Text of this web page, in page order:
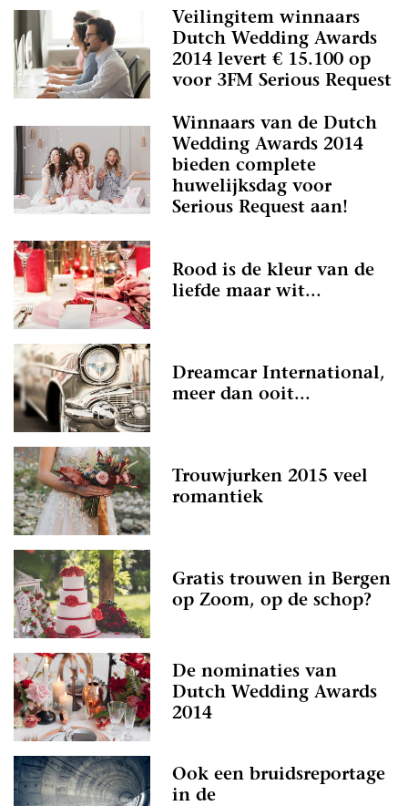
Veilingitem winnaars
Dutch Wedding Awards
2014 levert € 15.100 op
voor 3FM Serious Request
Winnaars van de Dutch
Wedding Awards 2014
bieden complete
huwelijksdag voor
Serious Request aan!
Rood is de kleur van de
liefde maar wit...
Dreamcar International,
meer dan ooit...
Trouwjurken 2015 veel
romantiek
Gratis trouwen in Bergen
op Zoom, op de schop?
De nominaties van
Dutch Wedding Awards
2014
Ook een bruidsreportage
in de